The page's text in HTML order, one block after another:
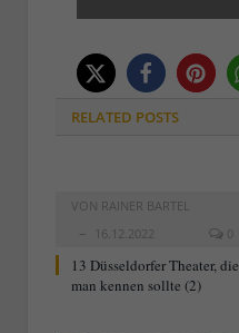
RELATED POSTS
VON RAINER BARTEL
16.12.2022
0
13 Düsseldorfer Theater, die
man kennen sollte (2)